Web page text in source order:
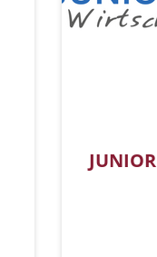
JUNIOR